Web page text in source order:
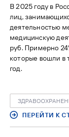
В 2025 году в
лиц,
деятельностью
медицинскую
руб. Примерно
которые вошли в
год.
ПЕРЕЙТИ К